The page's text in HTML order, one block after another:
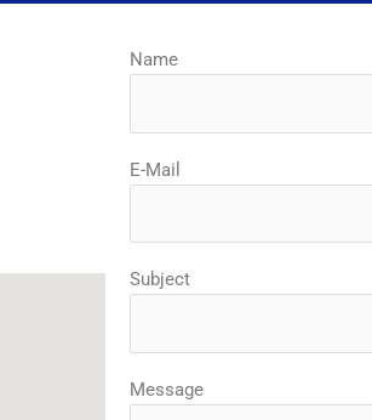
Name
E-Mail
Subject
Message